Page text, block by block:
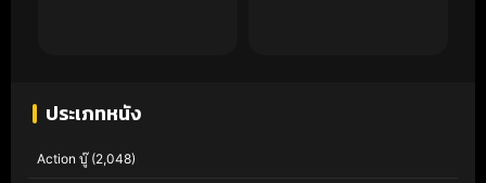
ประเภทหนัง
Action บู๊(2,048)